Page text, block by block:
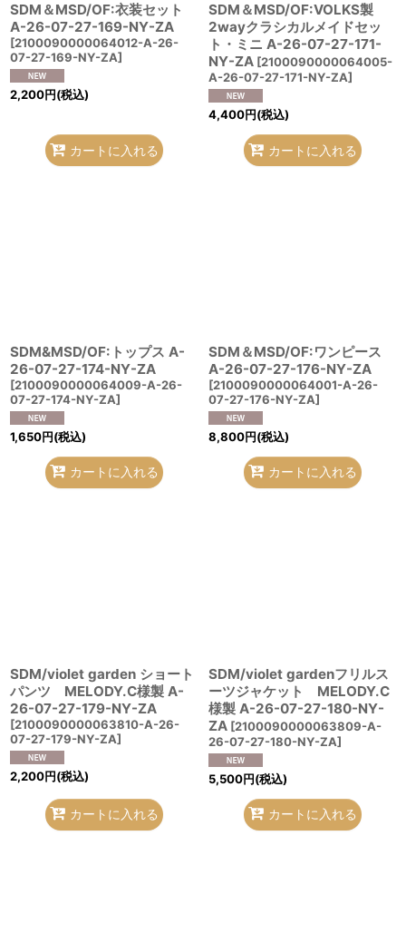
SDM＆MSD/OF:衣装セット
A-26-07-27-169-NY-ZA
[2100090000064012-A-26-
07-27-169-NY-ZA]
2,200円(税込)
カートに入れる
SDM＆MSD/OF:VOLKS製
2wayクラシカルメイドセッ
ト・ミニ A-26-07-27-171-
NY-ZA [2100090000064005-
A-26-07-27-171-NY-ZA]
4,400円(税込)
カートに入れる
SDM&MSD/OF:トップス A-
26-07-27-174-NY-ZA
[2100090000064009-A-26-
07-27-174-NY-ZA]
1,650円(税込)
カートに入れる
SDM＆MSD/OF:ワンピース
A-26-07-27-176-NY-ZA
[2100090000064001-A-26-
07-27-176-NY-ZA]
8,800円(税込)
カートに入れる
SDM/violet garden ショート
パンツ MELODY.C様製 A-
26-07-27-179-NY-ZA
[2100090000063810-A-26-
07-27-179-NY-ZA]
2,200円(税込)
カートに入れる
SDM/violet gardenフリルス
ーツジャケット MELODY.C
様製 A-26-07-27-180-NY-
ZA [2100090000063809-A-
26-07-27-180-NY-ZA]
5,500円(税込)
カートに入れる